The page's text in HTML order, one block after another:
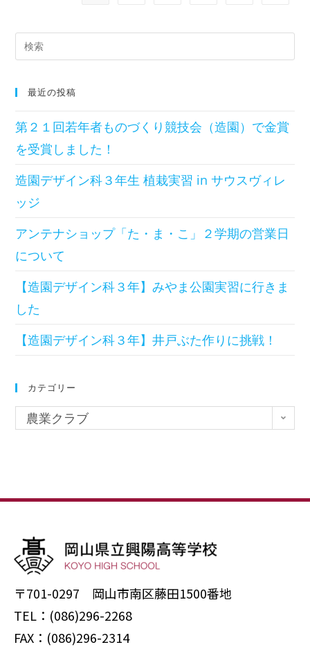
最近の投稿
第２１回若年者ものづくり競技会（造園）で金賞
を受賞しました！
造園デザイン科３年生 植栽実習 in サウスヴィレ
ッジ
アンテナショップ「た・ま・こ」２学期の営業日
について
【造園デザイン科３年】みやま公園実習に行きま
した
【造園デザイン科３年】井戸ぶた作りに挑戦！
カテゴリー
農業クラブ
〒701-0297 岡山市南区藤田1500番地
TEL：(086)296-2268
FAX：(086)296-2314